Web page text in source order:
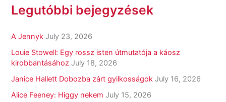
Legutóbbi bejegyzések
A Jennyk July 23, 2026
Louie Stowell: Egy ​rossz isten útmutatója a káosz
kirobbantásához July 18, 2026
Janice Hallett Dobozba zárt gyilkosságok July 16, 2026
Alice Feeney: Higgy nekem July 15, 2026